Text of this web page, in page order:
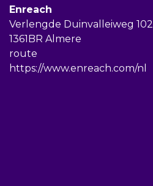
Enreach
Verlengde Duinvalleiweg 102
1361BR Almere
route
https://www.enreach.com/nl